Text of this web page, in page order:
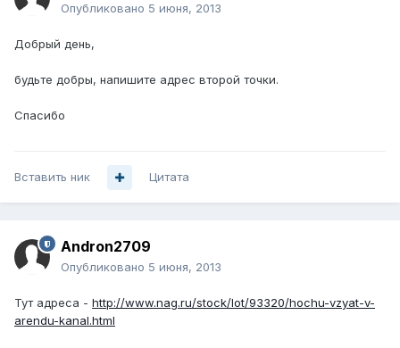
Опубликовано 5 июня, 2013
Добрый день,
будьте добры, напишите адрес второй точки.
Спасибо
Вставить ник Цитата
Andron2709
Опубликовано 5 июня, 2013
Тут адреса - http://www.nag.ru/stock/lot/93320/hochu-vzyat-v-
arendu-kanal.html